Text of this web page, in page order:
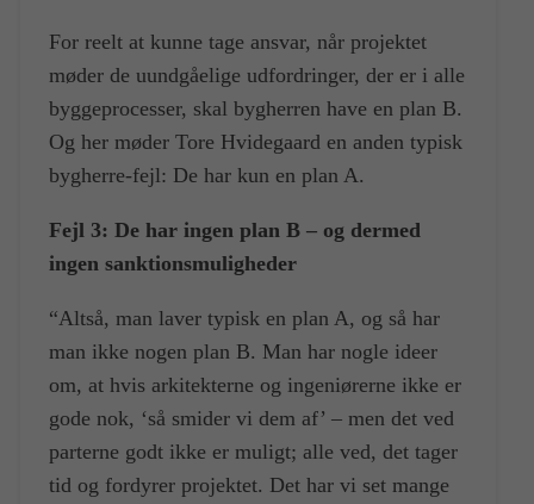
For reelt at kunne tage ansvar, når projektet
møder de uundgåelige udfordringer, der er i alle
byggeprocesser, skal bygherren have en plan B.
Og her møder Tore Hvidegaard en anden typisk
bygherre-fejl: De har kun en plan A.
Fejl 3: De har ingen plan B – og dermed
ingen sanktionsmuligheder
“Altså, man laver typisk en plan A, og så har
man ikke nogen plan B. Man har nogle ideer
om, at hvis arkitekterne og ingeniørerne ikke er
gode nok, ‘så smider vi dem af’ – men det ved
parterne godt ikke er muligt; alle ved, det tager
tid og fordyrer projektet. Det har vi set mange